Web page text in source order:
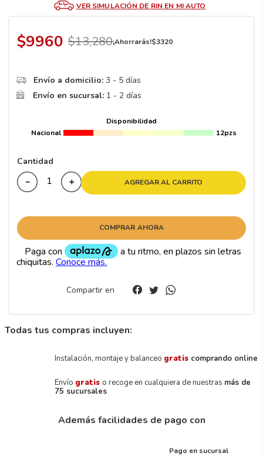
VER SIMULACIÓN DE RIN EN MI AUTO
$9960 $13,280¡Ahorrarás!$3320
Envío a domicilio: 3 - 5 días
Envío en sucursal: 1 - 2 días
Disponibilidad
Nacional
12pzs
Cantidad
＋
－ AGREGAR AL CARRITO
COMPRAR AHORA
Compartir en
Todas tus compras incluyen:
Instalación, montaje y balanceo gratis comprando online
Envío gratis o recoge en cualquiera de nuestras más de
75 sucursales
Además facilidades de pago con
Pago en sucursal
9.265